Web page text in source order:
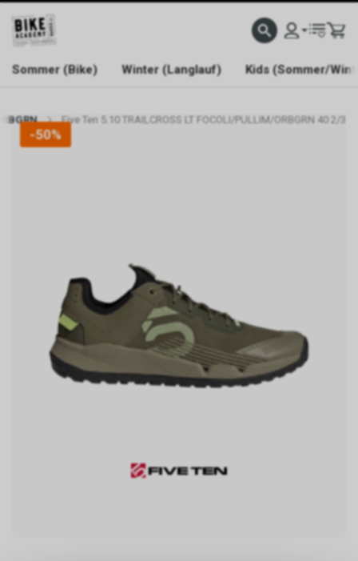
WELCOME TO BIKE ACADEMY
Sommer (Bike) Winter (Langlauf) Kids (Sommer/
Five Ten 5.10 TRAILCROSS LT FOCOLI/PULLIM/ORBGRN 40 2/3
-50%